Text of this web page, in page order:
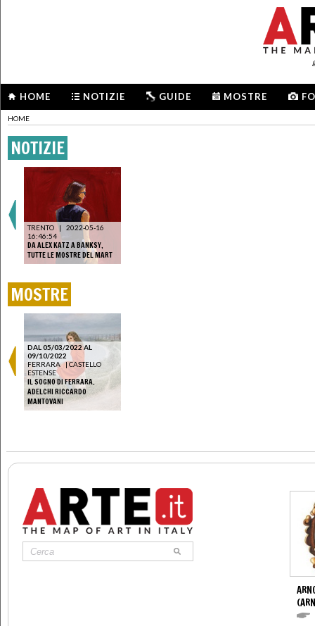
HOME NOTIZIE GUIDE MOSTRE
HOME
NOTIZIE
TRENTO |
2022-05-16
16:46:54
DA ALEX KATZ A BANKSY,
TUTTE LE MOSTRE DEL MART
MOSTRE
DAL 05/03/2022 AL
09/10/2022
FERRARA | CASTELLO
ESTENSE
IL SOGNO DI FERRARA.
ADELCHI RICCARDO
MANTOVANI